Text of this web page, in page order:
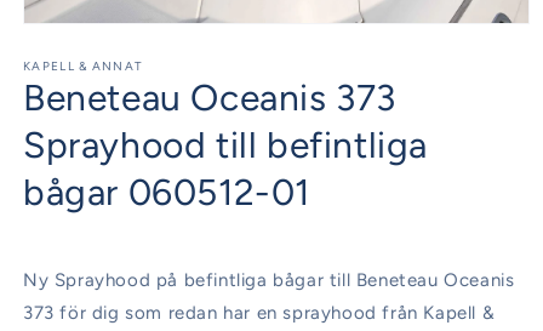
1
i
modalfönster
KAPELL & ANNAT
Beneteau Oceanis 373
Sprayhood till befintliga
bågar 060512-01
Ny Sprayhood på befintliga bågar till Beneteau Oceanis
373 för dig som redan har en sprayhood från Kapell &